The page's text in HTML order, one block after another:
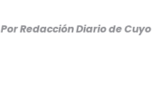
PorRedacción Diario de Cuyo